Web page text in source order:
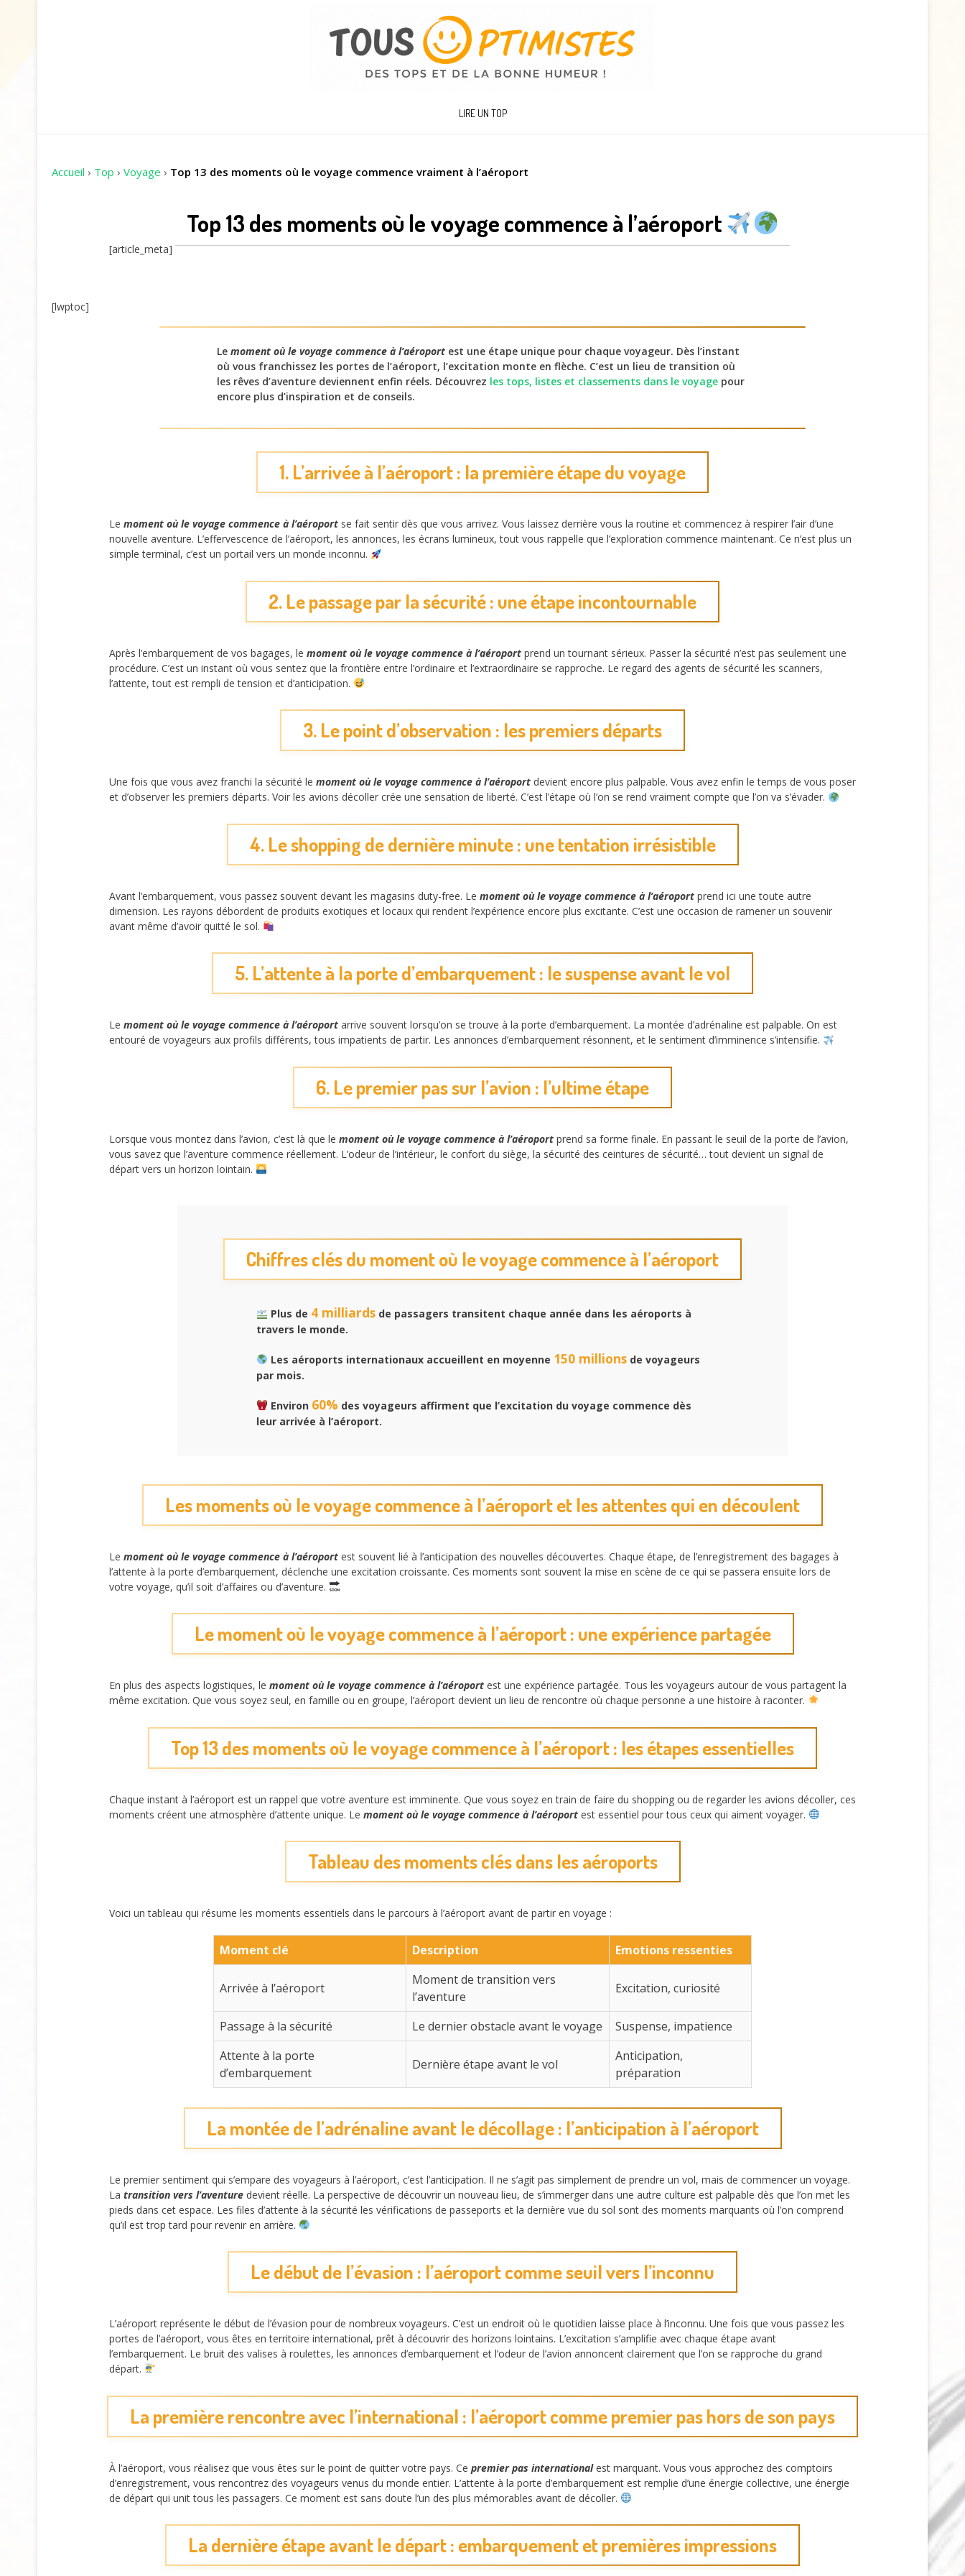
LIRE UN TOP
Accueil › Top › Voyage › Top 13 des moments où le voyage commence vraiment à l’aéroport
Top 13 des moments où le voyage commence à l’aéroport
[article_meta]
[lwptoc]
Le moment où le voyage commence à l’aéroport est une étape unique pour chaque voyageur. Dès l’instant
où vous franchissez les portes de l’aéroport, l’excitation monte en flèche. C’est un lieu de transition où
les rêves d’aventure deviennent enfin réels. Découvrez les tops, listes et classements dans le voyage pour
encore plus d’inspiration et de conseils.
1. L’arrivée à l’aéroport : la première étape du voyage
Le moment où le voyage commence à l’aéroport se fait sentir dès que vous arrivez. Vous laissez derrière vous la routine et commencez à respirer l’air d’une
nouvelle aventure. L’effervescence de l’aéroport, les annonces, les écrans lumineux, tout vous rappelle que l’exploration commence maintenant. Ce n’est plus un
simple terminal, c’est un portail vers un monde inconnu.
2. Le passage par la sécurité : une étape incontournable
Après l’embarquement de vos bagages, le moment où le voyage commence à l’aéroport prend un tournant sérieux. Passer la sécurité n’est pas seulement une
procédure. C’est un instant où vous sentez que la frontière entre l’ordinaire et l’extraordinaire se rapproche. Le regard des agents de sécurité les scanners,
l’attente, tout est rempli de tension et d’anticipation.
3. Le point d’observation : les premiers départs
Une fois que vous avez franchi la sécurité le moment où le voyage commence à l’aéroport devient encore plus palpable. Vous avez enfin le temps de vous poser
et d’observer les premiers départs. Voir les avions décoller crée une sensation de liberté. C’est l’étape où l’on se rend vraiment compte que l’on va s’évader.
4. Le shopping de dernière minute : une tentation irrésistible
Avant l’embarquement, vous passez souvent devant les magasins duty-free. Le moment où le voyage commence à l’aéroport prend ici une toute autre
dimension. Les rayons débordent de produits exotiques et locaux qui rendent l’expérience encore plus excitante. C’est une occasion de ramener un souvenir
avant même d’avoir quitté le sol.
5. L’attente à la porte d’embarquement : le suspense avant le vol
Le moment où le voyage commence à l’aéroport arrive souvent lorsqu’on se trouve à la porte d’embarquement. La montée d’adrénaline est palpable. On est
entouré de voyageurs aux profils différents, tous impatients de partir. Les annonces d’embarquement résonnent, et le sentiment d’imminence s’intensifie.
6. Le premier pas sur l’avion : l’ultime étape
Lorsque vous montez dans l’avion, c’est là que le moment où le voyage commence à l’aéroport prend sa forme finale. En passant le seuil de la porte de l’avion,
vous savez que l’aventure commence réellement. L’odeur de l’intérieur, le confort du siège, la sécurité des ceintures de sécurité… tout devient un signal de
départ vers un horizon lointain.
Chiffres clés du moment où le voyage commence à l’aéroport
Plus de 4 milliardsde passagers transitent chaque année dans les aéroports à
travers le monde.
Les aéroports internationaux accueillent en moyenne 150 millionsde voyageurs
par mois.
Environ 60% des voyageurs affirment que l’excitation du voyage commence dès
leur arrivée à l’aéroport.
Les moments où le voyage commence à l’aéroport et les attentes qui en découlent
Le moment où le voyage commence à l’aéroport est souvent lié à l’anticipation des nouvelles découvertes. Chaque étape, de l’enregistrement des bagages à
l’attente à la porte d’embarquement, déclenche une excitation croissante. Ces moments sont souvent la mise en scène de ce qui se passera ensuite lors de
votre voyage, qu’il soit d’affaires ou d’aventure.
Le moment où le voyage commence à l’aéroport : une expérience partagée
En plus des aspects logistiques, le moment où le voyage commence à l’aéroport est une expérience partagée. Tous les voyageurs autour de vous partagent la
même excitation. Que vous soyez seul, en famille ou en groupe, l’aéroport devient un lieu de rencontre où chaque personne a une histoire à raconter.
Top 13 des moments où le voyage commence à l’aéroport : les étapes essentielles
Chaque instant à l’aéroport est un rappel que votre aventure est imminente. Que vous soyez en train de faire du shopping ou de regarder les avions décoller, ces
moments créent une atmosphère d’attente unique. Le moment où le voyage commence à l’aéroport est essentiel pour tous ceux qui aiment voyager.
Tableau des moments clés dans les aéroports
Voici un tableau qui résume les moments essentiels dans le parcours à l’aéroport avant de partir en voyage :
Moment clé Description Emotions ressenties
Arrivée à l’aéroport
Moment de transition vers
l’aventure
Excitation, curiosité
Passage à la sécurité Le dernier obstacle avant le voyage
Suspense, impatience
Attente à la porte
d’embarquement
Dernière étape avant le vol
Anticipation,
préparation
La montée de l’adrénaline avant le décollage : l’anticipation à l’aéroport
Le premier sentiment qui s’empare des voyageurs à l’aéroport, c’est l’anticipation. Il ne s’agit pas simplement de prendre un vol, mais de commencer un voyage.
La transition vers l’aventure devient réelle. La perspective de découvrir un nouveau lieu, de s’immerger dans une autre culture est palpable dès que l’on met les
pieds dans cet espace. Les files d’attente à la sécurité les vérifications de passeports et la dernière vue du sol sont des moments marquants où l’on comprend
qu’il est trop tard pour revenir en arrière.
Le début de l’évasion : l’aéroport comme seuil vers l’inconnu
L’aéroport représente le début de l’évasion pour de nombreux voyageurs. C’est un endroit où le quotidien laisse place à l’inconnu. Une fois que vous passez les
portes de l’aéroport, vous êtes en territoire international, prêt à découvrir des horizons lointains. L’excitation s’amplifie avec chaque étape avant
l’embarquement. Le bruit des valises à roulettes, les annonces d’embarquement et l’odeur de l’avion annoncent clairement que l’on se rapproche du grand
départ.
La première rencontre avec l’international : l’aéroport comme premier pas hors de son pays
À l’aéroport, vous réalisez que vous êtes sur le point de quitter votre pays. Ce premier pas internationalest marquant. Vous vous approchez des comptoirs
d’enregistrement, vous rencontrez des voyageurs venus du monde entier. L’attente à la porte d’embarquement est remplie d’une énergie collective, une énergie
de départ qui unit tous les passagers. Ce moment est sans doute l’un des plus mémorables avant de décoller.
La dernière étape avant le départ : embarquement et premières impressions